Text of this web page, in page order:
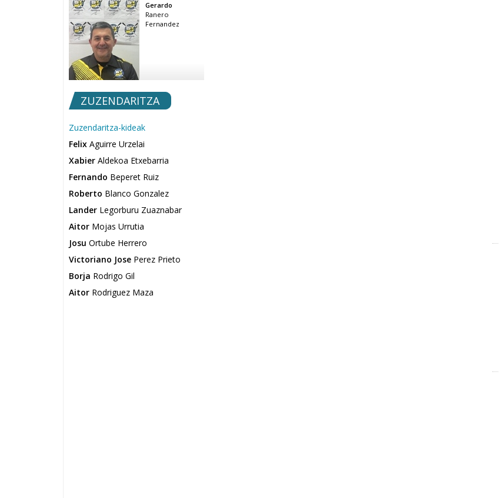
Gerardo
Ranero
Fernandez
ZUZENDARITZA
Zuzendaritza-kideak
Felix Aguirre Urzelai
Xabier Aldekoa Etxebarria
Fernando Beperet Ruiz
Roberto Blanco Gonzalez
Lander Legorburu Zuaznabar
Aitor Mojas Urrutia
Josu Ortube Herrero
Victoriano Jose Perez Prieto
Borja Rodrigo Gil
Aitor Rodriguez Maza